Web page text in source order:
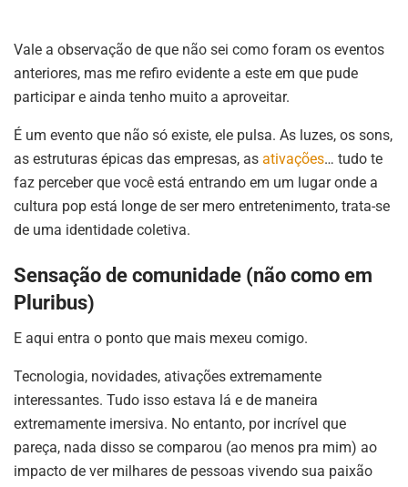
Vale a observação de que não sei como foram os eventos
anteriores, mas me refiro evidente a este em que pude
participar e ainda tenho muito a aproveitar.
É um evento que não só existe, ele pulsa. As luzes, os sons,
as estruturas épicas das empresas, as ativações… tudo te
faz perceber que você está entrando em um lugar onde a
cultura pop está longe de ser mero entretenimento, trata-se
de uma identidade coletiva.
Sensação de comunidade (não como em
Pluribus)
E aqui entra o ponto que mais mexeu comigo.
Tecnologia, novidades, ativações extremamente
interessantes. Tudo isso estava lá e de maneira
extremamente imersiva. No entanto, por incrível que
pareça, nada disso se comparou (ao menos pra mim) ao
impacto de ver milhares de pessoas vivendo sua paixão